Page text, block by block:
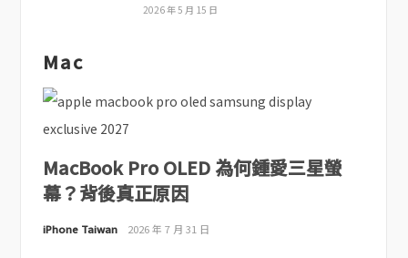
2026 年 5 月 15 日
Mac
MacBook Pro OLED 為何鍾愛三星螢
幕？背後真正原因
iPhone Taiwan 2026 年 7 月 31 日